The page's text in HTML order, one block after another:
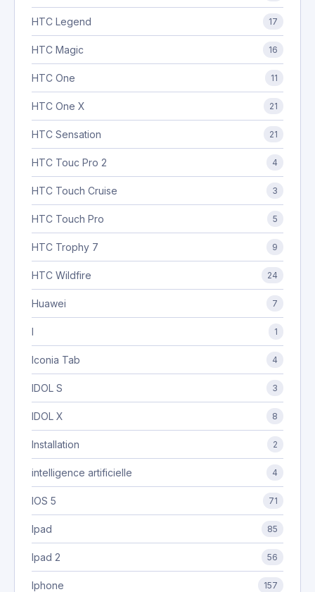
HTC Legend 17
HTC Magic 16
HTC One 11
HTC One X 21
HTC Sensation 21
HTC Touc Pro 2 4
HTC Touch Cruise 3
HTC Touch Pro 5
HTC Trophy 7 9
HTC Wildfire 24
Huawei 7
I 1
Iconia Tab 4
IDOL S 3
IDOL X 8
Installation 2
intelligence artificielle 4
IOS 5 71
Ipad 85
Ipad 2 56
Iphone 157